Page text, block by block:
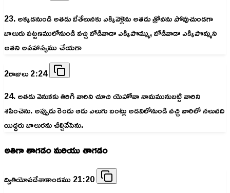
23. అక్కడనుండి అతడు బేతేలునకు ఎక్కివెళ్లెను అతడు త్రోవను పోవుచుండగా
బాలురు పట్టణములోనుండి వచ్చి బోడివాడా ఎక్కిపొమ్ము, బోడివాడా ఎక్కిపొమ్మని
అతని అపహాస్యము చేయగా
2రాజులు 2:24
24. అతడు వెనుకకు తిరిగి వారిని చూచి యెహోవా నామమునుబట్టి వారిని
శపించెను. అప్పుడు రెండు ఆడు ఎలుగు బంట్లు అడవిలోనుండి వచ్చి వారిలో నలువది
యిద్దరు బాలురను చీల్చివేసెను.
అతిగా తాగడం మరియు తాగడం
ద్వితియోపదేశాకాండము 21:20